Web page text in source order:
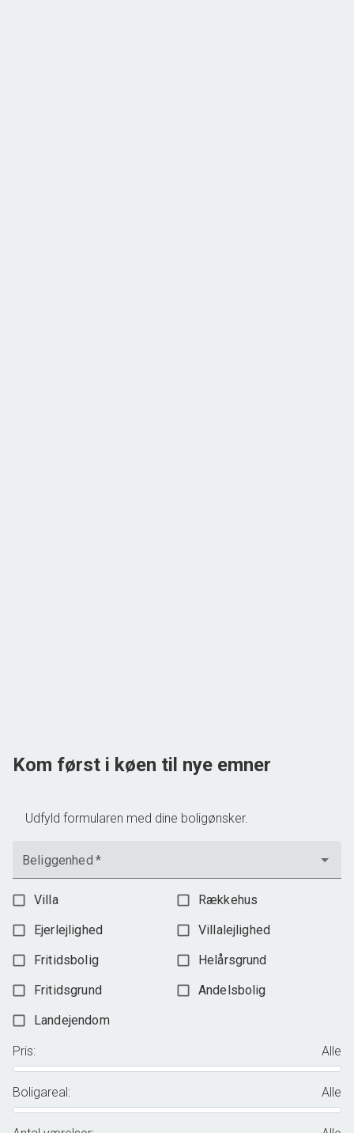
Kom først i køen til nye emner
Udfyld formularen med dine boligønsker.
Beliggenhed *
Villa
Rækkehus
Ejerlejlighed
Villalejlighed
Fritidsbolig
Helårsgrund
Fritidsgrund
Andelsbolig
Landejendom
Pris: Alle
Boligareal: Alle